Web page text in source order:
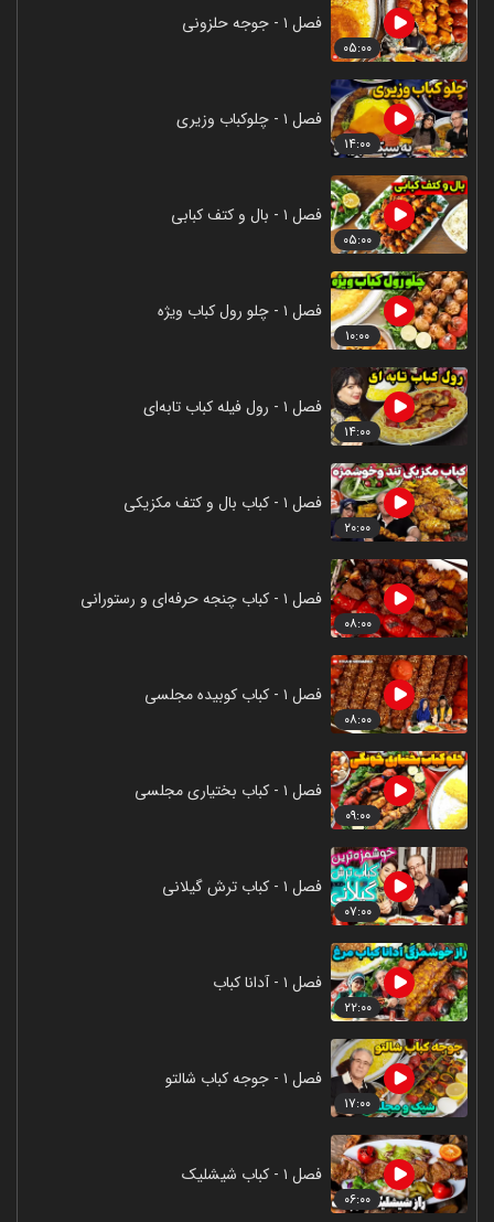
۰۵:۰۰
فصل ۱ - جوجه حلزونی
۱۴:۰۰
فصل ۱ - چلوکباب وزیری
۰۵:۰۰
فصل ۱ - بال و کتف کبابی
۱۰:۰۰
فصل ۱ - چلو رول کباب ویژه
۱۴:۰۰
فصل ۱ - رول فیله کباب تابه‌ای
۲۰:۰۰
فصل ۱ - کباب بال و کتف مکزیکی
۰۸:۰۰
فصل ۱ - کباب چنجه حرفه‌ای و رستورانی
۰۸:۰۰
فصل ۱ - کباب کوبیده مجلسی
۰۹:۰۰
فصل ۱ - کباب بختیاری مجلسی
۰۷:۰۰
فصل ۱ - کباب ترش گیلانی
۲۲:۰۰
فصل ۱ - آدانا کباب
۱۷:۰۰
فصل ۱ - جوجه کباب شالتو
۰۶:۰۰
فصل ۱ - کباب شیشلیک